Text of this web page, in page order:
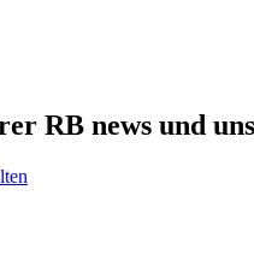
RB news und